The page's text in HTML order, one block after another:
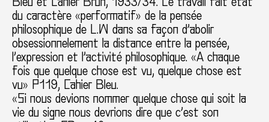
du caractère «performatif» de la pensée
philosophique de L.W dans sa façon d’abolir
obsessionnelement la distance entre la pensée,
l’expression et l’activité philosophique. «A chaque
fois que quelque chose est vu, quelque chose est
vu» P119, Cahier Bleu.
«Si nous devions nommer quelque chose qui soit la
vie du signe nous devrions dire que c’est son